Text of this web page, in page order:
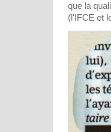
que la
(l'IFCE et